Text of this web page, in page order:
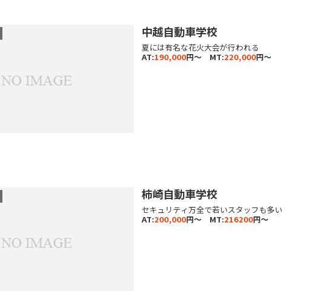
中越自動車学校
夏には有名な花火大会が行われる
AT:190,000円～ MT:220,000円～
柿崎自動車学校
セキュリティ万全で若いスタッフも多い
AT:200,000円～ MT:216200円～